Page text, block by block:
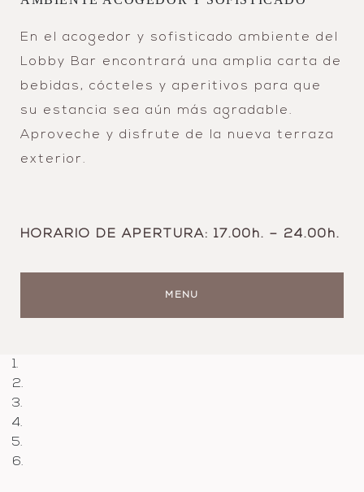
En el acogedor y sofisticado ambiente del
Lobby Bar encontrará una amplia carta de
bebidas, cócteles y aperitivos para que
su estancia sea aún más agradable.
Aproveche y disfrute de la nueva terraza
exterior.
HORARIO DE APERTURA: 17.00h. – 24.00h.
MENU